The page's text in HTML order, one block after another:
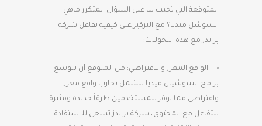
المتوقعة التي تجيب لنا على السؤال المتكرر ماهي
السوشل ميديا؟ مع التركيز على كيفية تفاعل شركة
براندز مع هذه التحولات:
الواقع المعزز والافتراضي: من المتوقع أن تتوسع
برامج السوشيال ميديا لتشمل تجارب واقع معزز
وافتراضي مما يوفر للمستخدمين طرقاً جديدة ومثيرة
للتفاعل مع المحتوى، شركة براندز تسعى للاستفادة